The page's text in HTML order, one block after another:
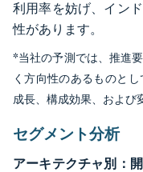
利用率を妨げ、イン
性があります。
*当社の予測では、推進
く方向性のあるものと
成長、構成効果、および
セグメント分析
アーキテクチャ別：